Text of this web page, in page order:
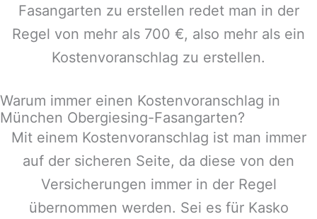
Fasangarten zu erstellen redet man in der
Regel von mehr als 700 €, also mehr als ein
Kostenvoranschlag zu erstellen.
Warum immer einen Kostenvoranschlag in
München Obergiesing-Fasangarten?
Mit einem Kostenvoranschlag ist man immer
auf der sicheren Seite, da diese von den
Versicherungen immer in der Regel
übernommen werden. Sei es für Kasko